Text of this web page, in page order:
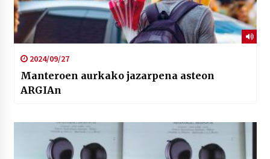
2024/09/27
Manteroen aurkako jazarpena asteon
ARGIAn